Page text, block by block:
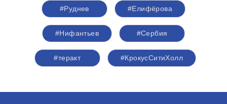
#Руднев #Елифёрова
#Нифантьев #Сербия
#теракт #КрокусСитиХолл